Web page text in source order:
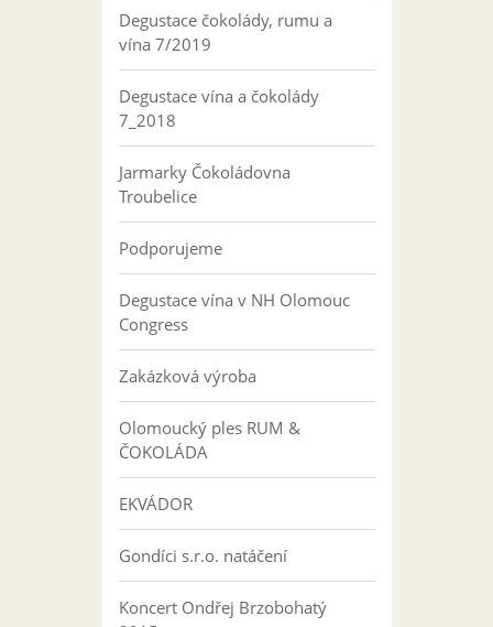
Degustace čokolády, rumu a
vína 7/2019
Degustace vína a čokolády
7_2018
Jarmarky Čokoládovna
Troubelice
Podporujeme
Degustace vína v NH Olomouc
Congress
Zakázková výroba
Olomoucký ples RUM &
ČOKOLÁDA
EKVÁDOR
Gondíci s.r.o. natáčení
Koncert Ondřej Brzobohatý